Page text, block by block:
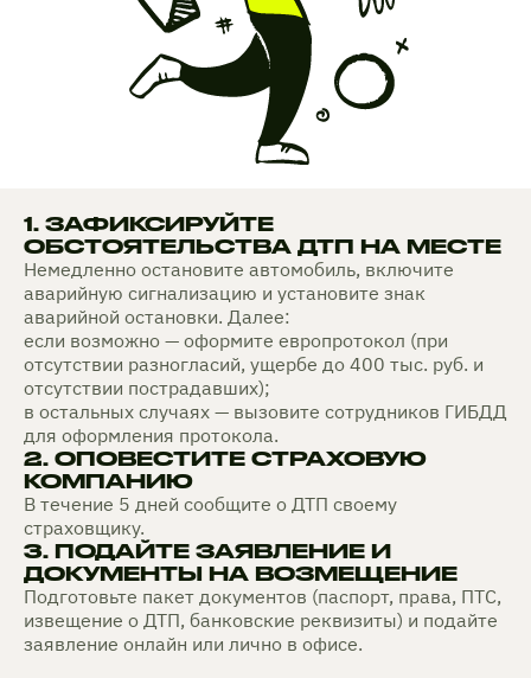
1. ЗАФИКСИРУЙТЕ
ОБСТОЯТЕЛЬСТВА ДТП НА МЕСТЕ
Немедленно остановите автомобиль, включите
аварийную сигнализацию и установите знак
аварийной остановки. Далее:
если возможно — оформите европротокол (при
отсутствии разногласий, ущербе до 400 тыс. руб. и
отсутствии пострадавших);
в остальных случаях — вызовите сотрудников ГИБДД
для оформления протокола.
2. ОПОВЕСТИТЕ СТРАХОВУЮ
КОМПАНИЮ
В течение 5 дней сообщите о ДТП своему
страховщику.
3. ПОДАЙТЕ ЗАЯВЛЕНИЕ И
ДОКУМЕНТЫ НА ВОЗМЕЩЕНИЕ
Подготовьте пакет документов (паспорт, права, ПТС,
извещение о ДТП, банковские реквизиты) и подайте
заявление онлайн или лично в офисе.